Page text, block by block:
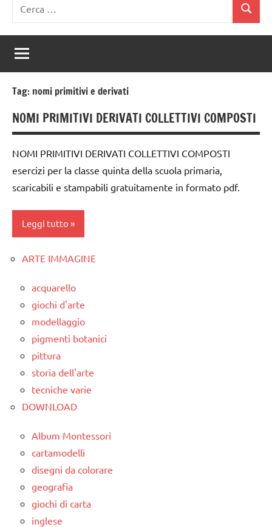
per:
Cerca
Tag: nomi primitivi e derivati
NOMI PRIMITIVI DERIVATI COLLETTIVI COMPOSTI
NOMI PRIMITIVI DERIVATI COLLETTIVI COMPOSTI
esercizi per la classe quinta della scuola primaria,
scaricabili e stampabili gratuitamente in formato pdf.
Leggi tutto
classe
anni
DOWNLOAD
grammatica
italiano
materiale
didattico
ARGOMENTI
PER ETA'
ARTE IMMAGINE
acquarello
giochi d'arte
modellaggio
pigmenti botanici
pittura
storia dell'arte
tecniche varie
DOWNLOAD
Album Montessori
cartamodelli
disegni da colorare
geografia
giochi di carta
inglese